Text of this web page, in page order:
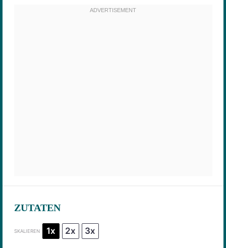
ZUTATEN
SKALIEREN 1x 2x 3x